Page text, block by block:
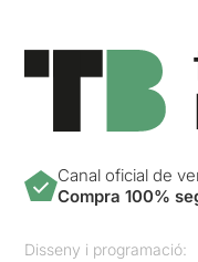
Canal oficial de
Compra 100%
Disseny i programació: